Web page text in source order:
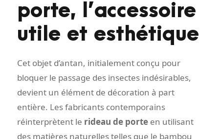
porte, l’accessoire
utile et esthétique
Cet objet d’antan, initialement conçu pour
bloquer le passage des insectes indésirables,
devient un élément de décoration à part
entière. Les fabricants contemporains
réinterprètent le rideau de porte en utilisant
des matières naturelles telles que le bambou